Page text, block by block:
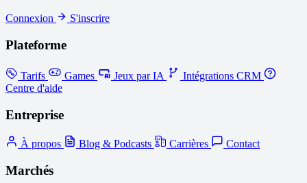
Connexion S'inscrire
Plateforme
Tarifs Games Jeux par IA
Intégrations CRM
Centre d'aide
Entreprise
À propos Blog & Podcasts Carrières Contact
Marchés